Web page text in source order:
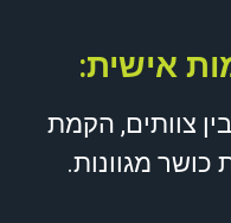
אישית:
צוותים, הקמת
כושר מגוונות.